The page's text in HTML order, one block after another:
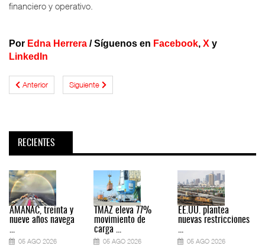
financiero y operativo.
Por Edna Herrera /Síguenos en Facebook, X y
LinkedIn
Anterior Siguiente
RECIENTES
AMANAC, treinta y
nueve años navega
05 AGO 2026
TMAZ eleva 77%
movimiento de
carga ...
05 AGO 2026
EE.UU. plantea
nuevas restricciones
05 AGO 2026